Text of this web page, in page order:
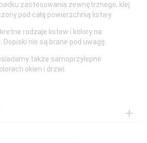
zastosowania zewnętrznego, klej
pod całą powierzchnią listwy.
rodzaje listew i kolory na
nie są brane pod uwagę.
także samoprzylepne
okien i drzwi.